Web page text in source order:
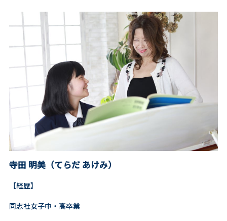
寺田 明美（てらだ あけみ）
【経歴】
同志社女子中・高卒業